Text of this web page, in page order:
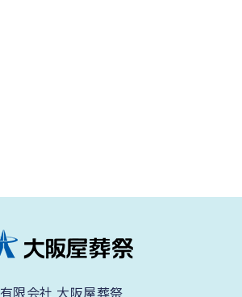
有限会社 大阪屋葬祭